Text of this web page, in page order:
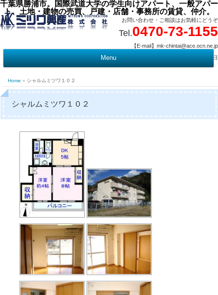
千葉県勝浦市。国際武道大学の学生向けアパート、一般アパー
ト、土地・建物の売買、戸建・店舗・事務所の賃貸、仲介。
お問い合わせ・ご相談はお気軽にどうぞ
Tel.0470-73-1155
【E-mail】mk-chintai@ace.ocn.ne.jp
【営業時間】09:00 ～ 17:15 【定 休 日】水曜・祭日
Menu
Home » シャルムミツワ１０２
シャルムミツワ１０２